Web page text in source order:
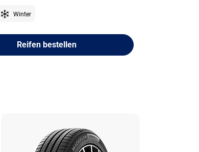
Winter
Reifen bestellen